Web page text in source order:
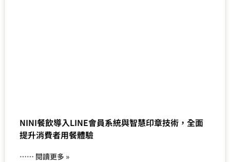
NINI餐飲導入LINE會員系統與智慧印章技術，全面
提升消費者用餐體驗
⋯⋯ 閱讀更多 »